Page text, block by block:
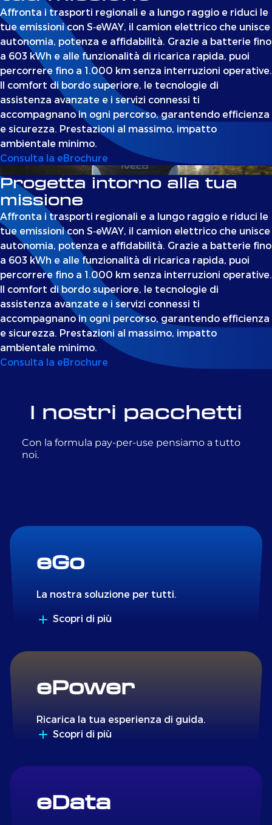
Affronta i trasporti regionali e a lungo raggio e riduci le
tue emissioni con S‑eWAY, il camion elettrico che unisce
autonomia, potenza e affidabilità. Grazie a batterie fino
a 603 kWh e alle funzionalità di ricarica rapida, puoi
percorrere fino a 1.000 km senza interruzioni operative.
Il comfort di bordo superiore, le tecnologie di
assistenza avanzate e i servizi connessi ti
accompagnano in ogni percorso, garantendo efficienza
e sicurezza. Prestazioni al massimo, impatto
ambientale minimo.
Consulta la eBrochure
Progetta intorno alla tua
missione
Affronta i trasporti regionali e a lungo raggio e riduci le
tue emissioni con S‑eWAY, il camion elettrico che unisce
autonomia, potenza e affidabilità. Grazie a batterie fino
a 603 kWh e alle funzionalità di ricarica rapida, puoi
percorrere fino a 1.000 km senza interruzioni operative.
Il comfort di bordo superiore, le tecnologie di
assistenza avanzate e i servizi connessi ti
accompagnano in ogni percorso, garantendo efficienza
e sicurezza. Prestazioni al massimo, impatto
ambientale minimo.
Consulta la eBrochure
I nostri pacchetti
Con la formula pay-per-use pensiamo a tutto
noi.
eGo
La nostra soluzione per tutti.
Scopri di più
ePower
Ricarica la tua esperienza di guida.
Scopri di più
eData